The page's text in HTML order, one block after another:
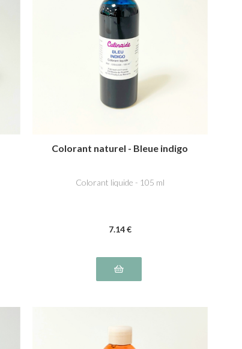
Colorant naturel - Bleue indigo
Colorant liquide - 105 ml
7.14€